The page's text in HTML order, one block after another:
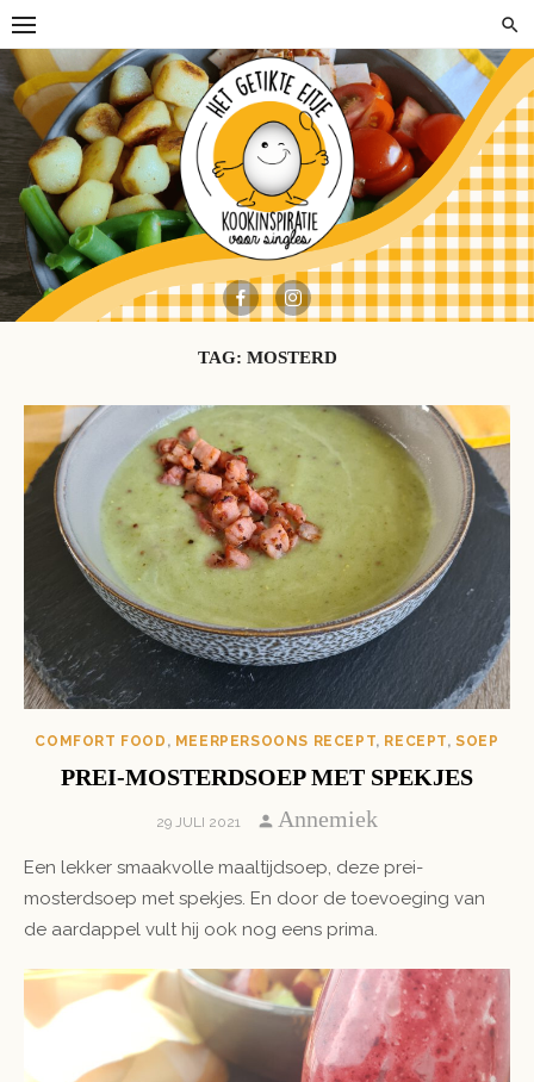
Skip
to
content
TAG: MOSTERD
COMFORT FOOD , MEERPERSOONS RECEPT, RECEPT,SOEP
PREI-MOSTERDSOEP MET SPEKJES
POSTED
29 JULI 2021 Author
Annemiek
Een lekker smaakvolle maaltijdsoep, deze prei-
mosterdsoep met spekjes. En door de toevoeging van
de aardappel vult hij ook nog eens prima.